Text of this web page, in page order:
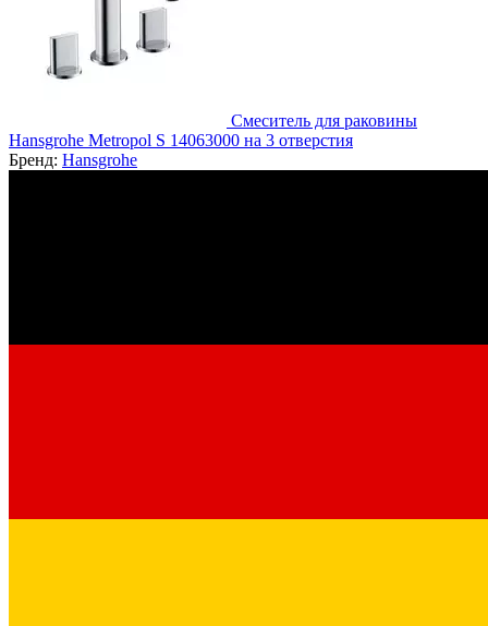
Смеситель для раковины
Hansgrohe Metropol S 14063000 на 3 отверстия
Бренд: Hansgrohe